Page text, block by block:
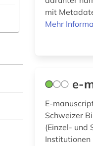
mit
Mehr
e-
E-
Schweizer
(Einzel- und
Institutionen